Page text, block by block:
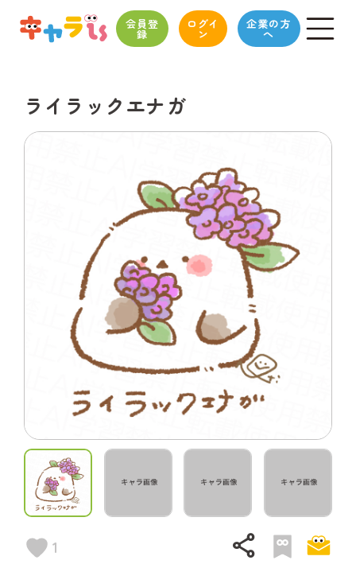
会員登
録
ログイ
ン
企業の方
へ
ライラックエナガ
1 share